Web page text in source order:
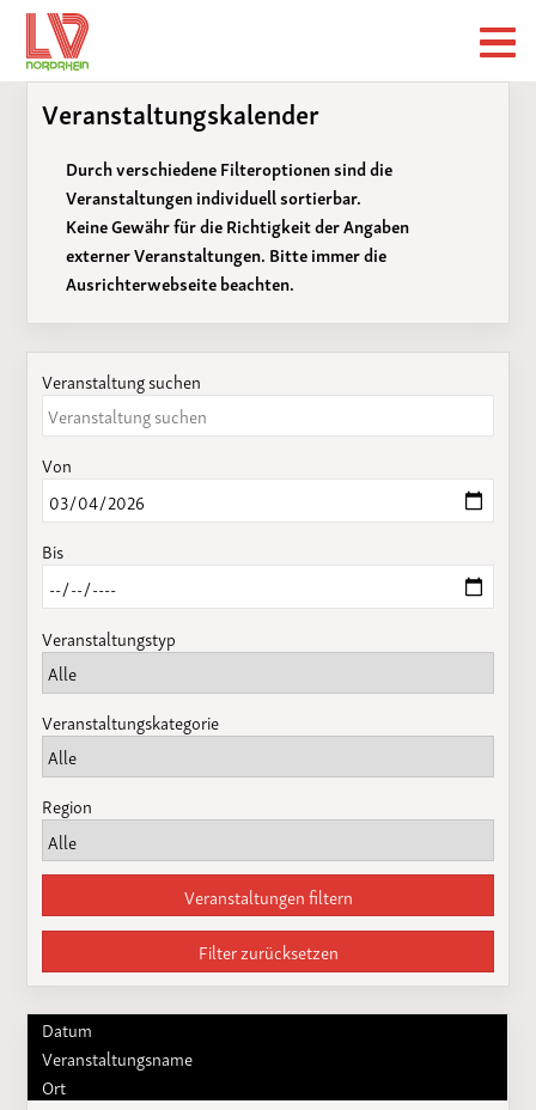
Veranstaltungskalender
Durch verschiedene Filteroptionen sind die
Veranstaltungen individuell sortierbar.
Keine Gewähr für die Richtigkeit der Angaben
externer Veranstaltungen. Bitte immer die
Ausrichterwebseite beachten.
Veranstaltung suchen
Von
Bis
Veranstaltungstyp
Veranstaltungskategorie
Region
Veranstaltungen filtern
Filter zurücksetzen
Datum
Veranstaltungsname
Ort